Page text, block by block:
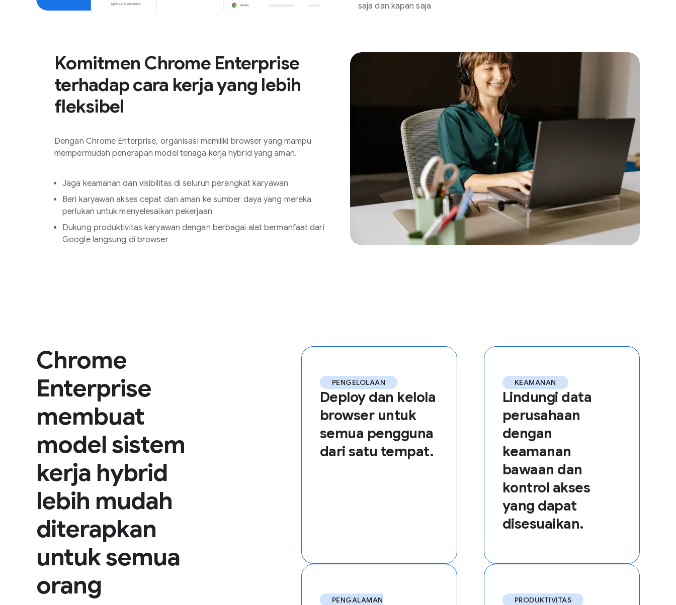
saja dan kapan saja
Komitmen Chrome Enterprise
terhadap cara kerja yang lebih
fleksibel
Dengan Chrome Enterprise, organisasi memiliki browser yang mampu
mempermudah penerapan model tenaga kerja hybrid yang aman.
Jaga keamanan dan visibilitas di seluruh perangkat karyawan
Beri karyawan akses cepat dan aman ke sumber daya yang mereka
perlukan untuk menyelesaikan pekerjaan
Dukung produktivitas karyawan dengan berbagai alat bermanfaat dari
Google langsung di browser
Chrome
Enterprise
membuat
model sistem
kerja hybrid
lebih mudah
diterapkan
untuk semua
orang
PENGELOLAAN
Deploy dan kelola
browser untuk
semua pengguna
dari satu tempat.
KEAMANAN
Lindungi data
perusahaan
dengan
keamanan
bawaan dan
kontrol akses
yang dapat
disesuaikan.
PENGALAMAN
PRODUKTIVITAS